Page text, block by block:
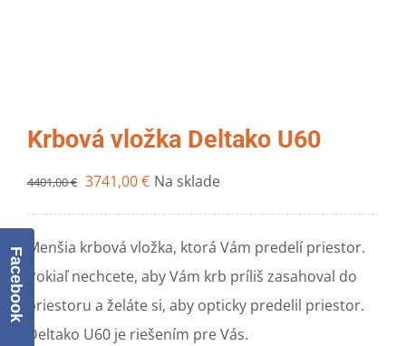
Krbová vložka Deltako U60
4401,00€ 3741,00€ Na sklade
Menšia krbová vložka, ktorá Vám predelí priestor.
Pokiaľ nechcete, aby Vám krb príliš zasahoval do
priestoru a želáte si, aby opticky predelil priestor.
Deltako U60 je riešením pre Vás.
Facebook